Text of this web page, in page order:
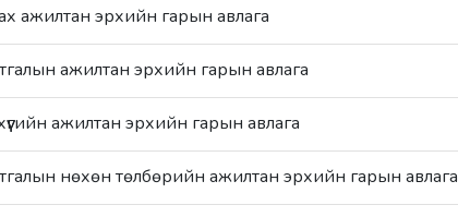
ажилтан эрхийн гарын авлага
ажилтан эрхийн гарын авлага
ажилтан эрхийн гарын авлага
нөхөн төлбөрийн ажилтан эрхийн гарын авлага